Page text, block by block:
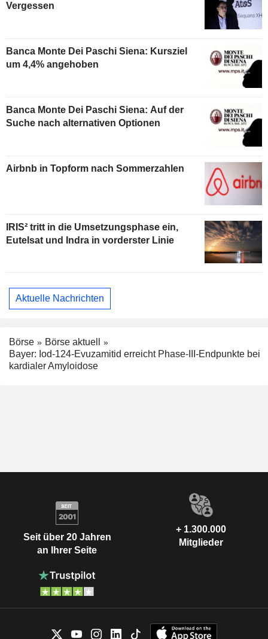
Vergessen
Banca Monte Dei Paschi Siena: Kursziel
um 4,4% angehoben
Banca Monte Dei Paschi Siena: Auf der
Suche nach alternativen Optionen
Airbnb in Topform nach Sommerzahlen
IRIS² tritt in die Umsetzungsphase ein,
Eutelsat und Indra in vorderster Linie
Aktuelle Nachrichten
Börse
Börse aktuell
Bayer: Iod-124-Evuzamitid erreicht Phase-III-Endpunkte bei
kardialer Amyloidose
Seit über 20 Jahren
an Ihrer Seite
+ 1.300.000
Mitglieder